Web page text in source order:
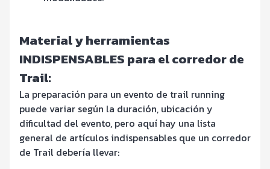
Material y herramientas
INDISPENSABLES para el corredor de
Trail:
La preparación para un evento de trail running
puede variar según la duración, ubicación y
dificultad del evento, pero aquí hay una lista
general de artículos indispensables que un corredor
de Trail debería llevar: